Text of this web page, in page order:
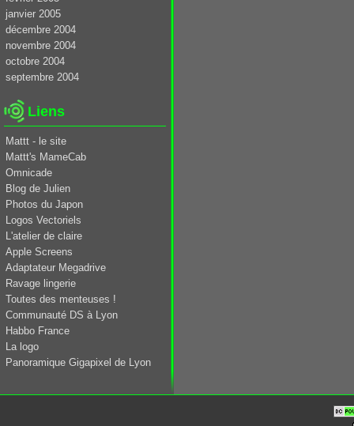
janvier 2005
décembre 2004
novembre 2004
octobre 2004
septembre 2004
Liens
Mattt - le site
Mattt's MameCab
Omnicade
Blog de Julien
Photos du Japon
Logos Vectoriels
L'atelier de claire
Apple Screens
Adaptateur Megadrive
Ravage lingerie
Toutes des menteuses !
Communauté DS à Lyon
Habbo France
La logo
Panoramique Gigapixel de Lyon